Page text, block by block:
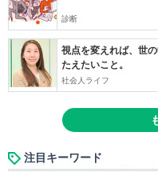
診断
視点を変えれば、世
たえたいこと。
社会人ライフ
注目キーワード